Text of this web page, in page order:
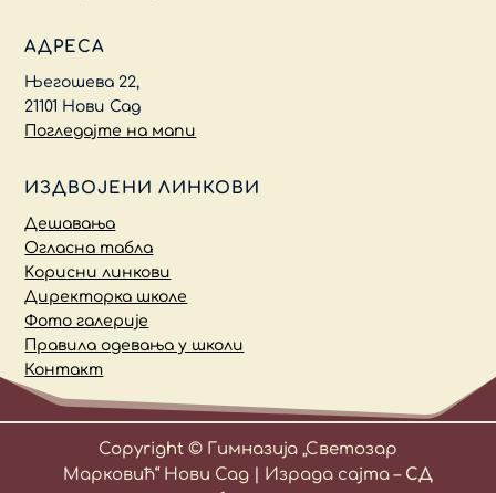
АДРЕСА
Његошева 22,
21101 Нови Сад
Погледајте на мапи
ИЗДВОЈЕНИ ЛИНКОВИ
Дешавања
Огласна табла
Kорисни линкови
Директорка школе
Фото галерије
Правила одевања у школи
Контакт
Copyright © Гимназија „Светозар
Марковић“ Нови Сад | Израда сајта – СД